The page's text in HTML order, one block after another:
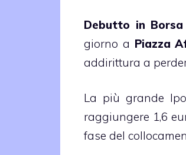
Debutto in
giorno a Piazza
addirittura a
La più grande
raggiungere 1,6
fase del